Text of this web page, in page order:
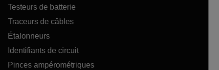
Testeurs de batterie
Traceurs de câbles
Étalonneurs
Identifiants de circuit
Pinces ampérométriques